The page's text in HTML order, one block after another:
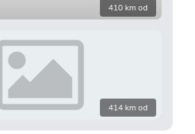
410 km od
414 km od